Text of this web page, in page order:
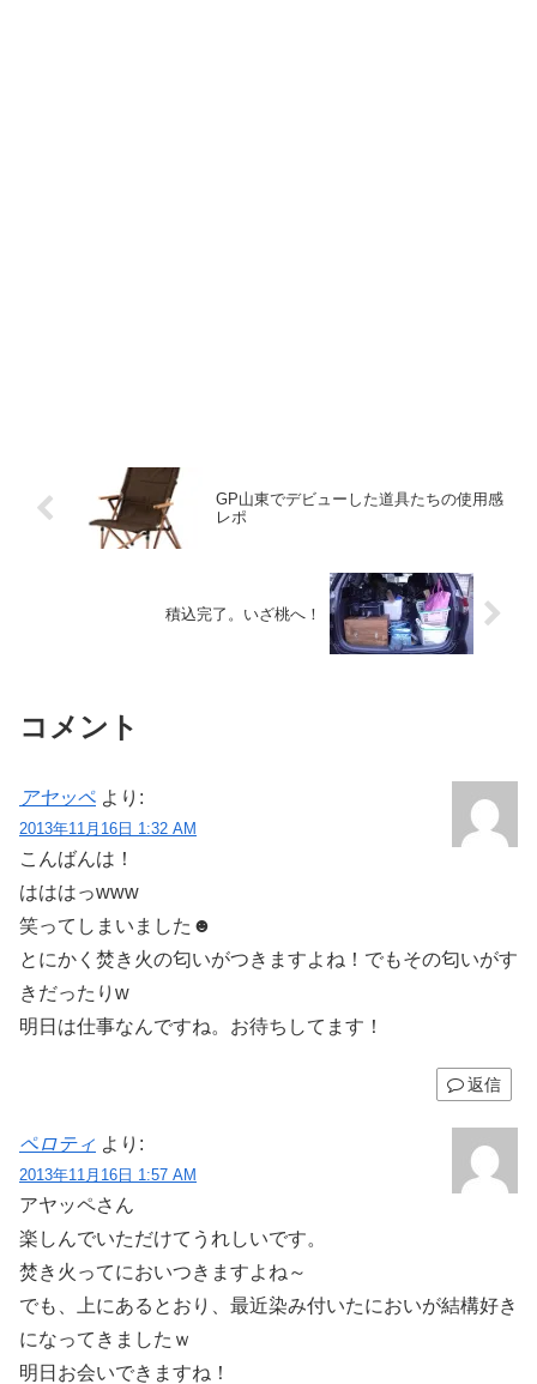
GP山東でデビューした道具たちの使用感
レポ
積込完了。いざ桃へ！
コメント
アヤッペ より:
2013年11月16日 1:32 AM
こんばんは！
はははっwww
笑ってしまいました☻
とにかく焚き火の匂いがつきますよね！でもその匂いがす
きだったりw
明日は仕事なんですね。お待ちしてます！
返信
ペロティ より:
2013年11月16日 1:57 AM
アヤッペさん
楽しんでいただけてうれしいです。
焚き火ってにおいつきますよね～
でも、上にあるとおり、最近染み付いたにおいが結構好き
になってきましたｗ
明日お会いできますね！